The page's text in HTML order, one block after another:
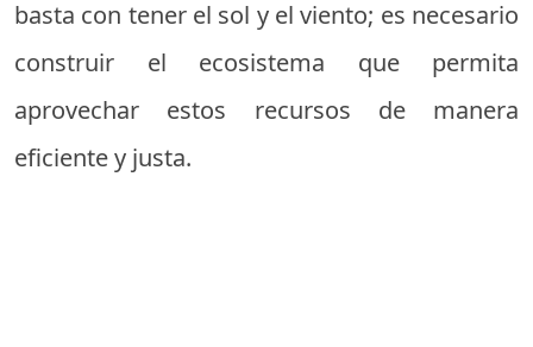
basta con tener el sol y el viento; es necesario
construir el ecosistema que permita
aprovechar estos recursos de manera
eficiente y justa.